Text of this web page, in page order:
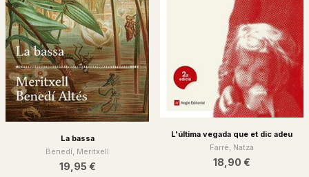
La bassa
Benedí, Meritxell
19,95 €
L'última vegada que et dic adeu
Farré, Natza
18,90 €